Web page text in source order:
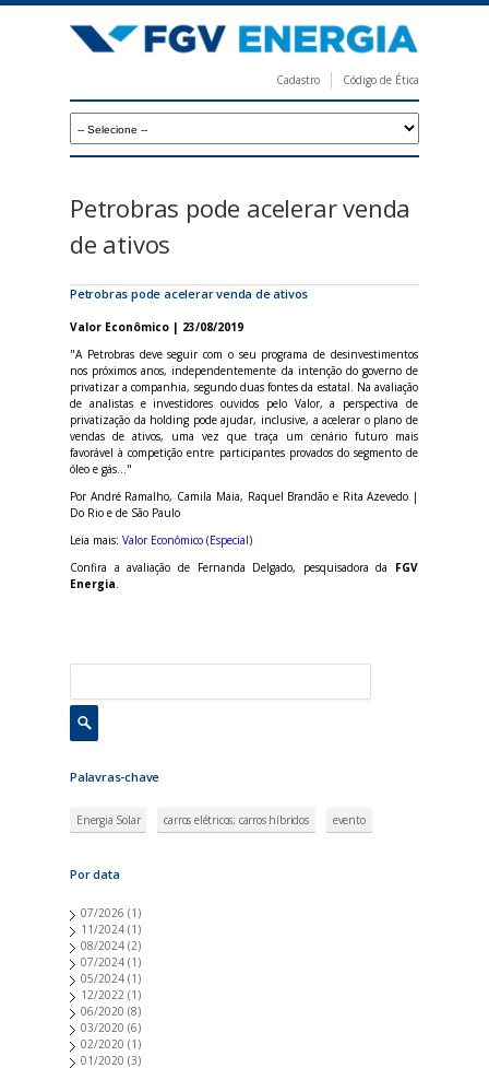
para
principal
V
e
r
g
i
a
Cadastro Código de Ética
Petrobras pode acelerar venda
de ativos
Petrobras pode acelerar venda de ativos
Valor Econômico | 23/08/2019
"A Petrobras deve seguir com o seu programa de desinvestimentos
nos próximos anos, independentemente da intenção do governo de
privatizar a companhia, segundo duas fontes da estatal. Na avaliação
de analistas e investidores ouvidos pelo Valor, a perspectiva de
privatização da holding pode ajudar, inclusive, a acelerar o plano de
vendas de ativos, uma vez que traça um cenário futuro mais
favorável à competição entre participantes provados do segmento de
óleo e gás..."
Por André Ramalho, Camila Maia, Raquel Brandão e Rita Azevedo |
Do Rio e de São Paulo
Leia mais: Valor Econômico (Especial)
Confira a avaliação de Fernanda Delgado, pesquisadora da FGV
Energia.
Palavras-chave
Energia Solar carros elétricos; carros híbridos evento
Por data
07/2026 (1)
11/2024 (1)
08/2024 (2)
07/2024 (1)
05/2024 (1)
12/2022 (1)
06/2020 (8)
03/2020 (6)
02/2020 (1)
01/2020 (3)